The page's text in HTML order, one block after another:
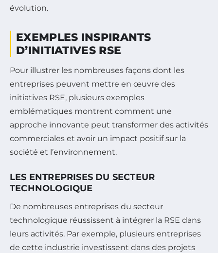
évolution.
EXEMPLES INSPIRANTS
D’INITIATIVES RSE
Pour illustrer les nombreuses façons dont les
entreprises peuvent mettre en œuvre des
initiatives RSE, plusieurs exemples
emblématiques montrent comment une
approche innovante peut transformer des activités
commerciales et avoir un impact positif sur la
société et l’environnement.
LES ENTREPRISES DU SECTEUR
TECHNOLOGIQUE
De nombreuses entreprises du secteur
technologique réussissent à intégrer la RSE dans
leurs activités. Par exemple, plusieurs entreprises
de cette industrie investissent dans des projets